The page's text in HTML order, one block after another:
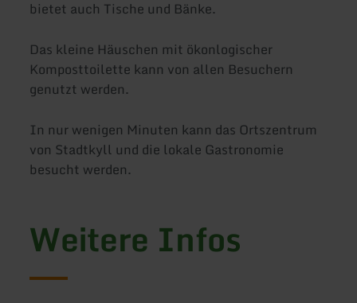
bietet auch Tische und Bänke.
Das kleine Häuschen mit ökonlogischer
Komposttoilette kann von allen Besuchern
genutzt werden.
In nur wenigen Minuten kann das Ortszentrum
von Stadtkyll und die lokale Gastronomie
besucht werden.
Weitere Infos